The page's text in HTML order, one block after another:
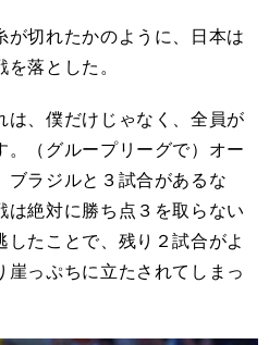
切れたかのように、日本は
落とした。
は、僕だけじゃなく、全員が
。（グループリーグで）オー
ブラジルと３試合があるな
絶対に勝ち点３を取らない
たことで、残り２試合がよ
崖っぷちに立たされてしまっ